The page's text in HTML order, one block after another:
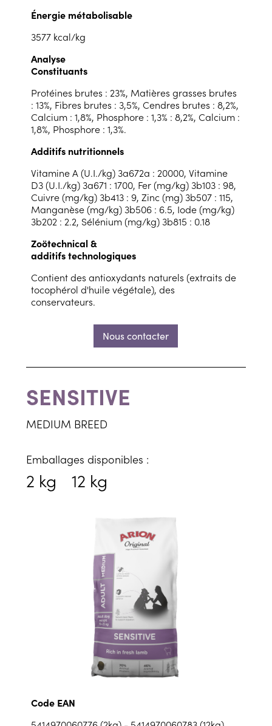
Énergie métabolisable
3577 kcal/kg
Analyse
Constituants
Protéines brutes : 23%, Matières grasses brutes
: 13%, Fibres brutes : 3,5%, Cendres brutes : 8,2%,
Calcium : 1,8%, Phosphore : 1,3% : 8,2%, Calcium :
1,8%, Phosphore : 1,3%.
Additifs nutritionnels
Vitamine A (U.I./kg) 3a672a : 20000, Vitamine
D3 (U.I./kg) 3a671 : 1700, Fer (mg/kg) 3b103 : 98,
Cuivre (mg/kg) 3b413 : 9, Zinc (mg) 3b507 : 115,
Manganèse (mg/kg) 3b506 : 6.5, Iode (mg/kg)
3b202 : 2.2, Sélénium (mg/kg) 3b815 : 0.18
Zoötechnical &
additifs technologiques
Contient des antioxydants naturels (extraits de
tocophérol d'huile végétale), des
conservateurs.
Nous contacter
SENSITIVE
MEDIUM BREED
Emballages disponibles :
2 kg 12 kg
Code EAN